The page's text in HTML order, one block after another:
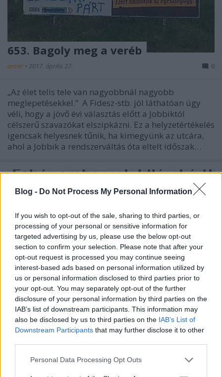
Blog - Do Not Process My Personal Information
If you wish to opt-out of the sale, sharing to third parties, or
processing of your personal or sensitive information for
targeted advertising by us, please use the below opt-out
section to confirm your selection. Please note that after your
opt-out request is processed you may continue seeing
interest-based ads based on personal information utilized by
us or personal information disclosed to third parties prior to
your opt-out. You may separately opt-out of the further
disclosure of your personal information by third parties on the
IAB’s list of downstream participants. This information may
also be disclosed by us to third parties on the IAB’s List of
Downstream Participants that may further disclose it to other
Please note that this website/app uses one or more Google
Personal Data Processing Opt Outs
653. Bagoly meg a veréb
amier • 2017. április 27. 0
„Az élet telis tele van nagyobbnál nagyobb
meglepetésekkel.” A Fidesz-stb. jól láthatóan úgy
véli, hogy a jövő évi választás előtt a Jobbiktól
célszerű szavazókat elszipkázni. Ez a helyzetértékelés
igencsak helyesnek tűnik, ha kimegyünk az utcára,
ahol a Jobbik a rendszerváltás óta eltelt időszak…
615. Vigyáznak ránk
Először is kezdjük a 2017-es év első bejegyzését úgy,